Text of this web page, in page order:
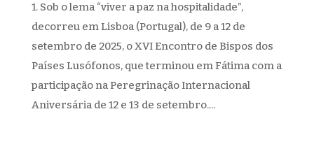
1. Sob o lema “viver a paz na hospitalidade”,
decorreu em Lisboa (Portugal), de 9 a 12 de
setembro de 2025, o XVI Encontro de Bispos dos
Países Lusófonos, que terminou em Fátima com a
participação na Peregrinação Internacional
Aniversária de 12 e 13 de setembro....